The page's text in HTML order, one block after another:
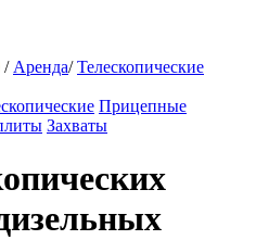
/ Аренда/ Телескопические
Прицепные
Захваты